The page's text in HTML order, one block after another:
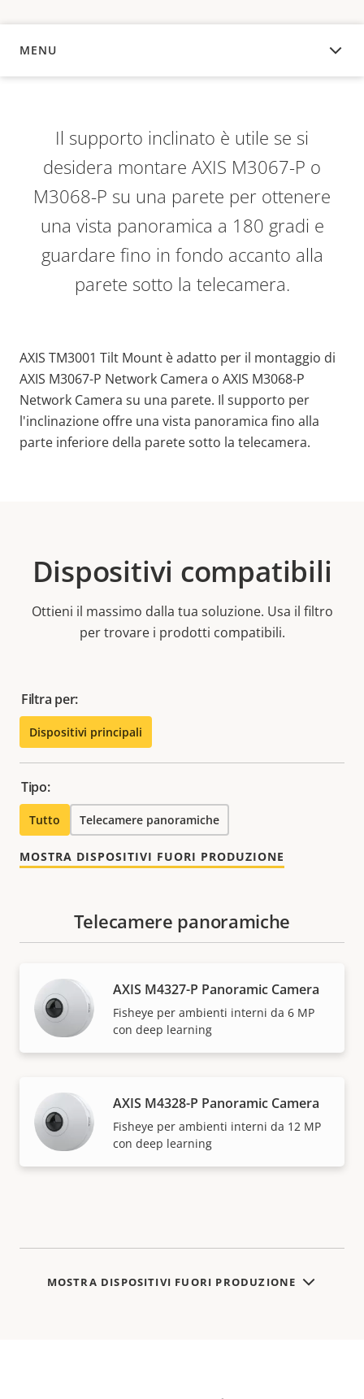
MENU
PANORAMICA
Il supporto inclinato è utile se si
desidera montare AXIS M3067-P o
M3068-P su una parete per ottenere
una vista panoramica a 180 gradi e
guardare fino in fondo accanto alla
parete sotto la telecamera.
AXIS TM3001 Tilt Mount è adatto per il montaggio di
AXIS M3067-P Network Camera o AXIS M3068-P
Network Camera su una parete. Il supporto per
l'inclinazione offre una vista panoramica fino alla
parte inferiore della parete sotto la telecamera.
Dispositivi compatibili
Ottieni il massimo dalla tua soluzione. Usa il filtro
per trovare i prodotti compatibili.
Filtra per:
Dispositivi principali
Tipo:
Tutto Telecamere panoramiche
MOSTRA DISPOSITIVI FUORI PRODUZIONE
Telecamere panoramiche
AXIS M4327-P Panoramic Camera
Fisheye per ambienti interni da 6 MP
con deep learning
AXIS M4328-P Panoramic Camera
Fisheye per ambienti interni da 12 MP
con deep learning
MOSTRA DISPOSITIVI FUORI PRODUZIONE